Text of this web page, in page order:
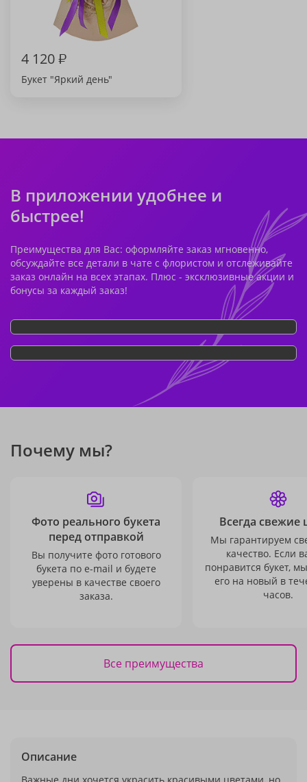
4 120₽
Букет "Яркий день"
В приложении удобнее и
быстрее!
Преимущества для Вас: оформляйте заказ мгновенно,
обсуждайте все детали в чате с флористом и отслеживайте
заказ онлайн на всех этапах. Плюс - эксклюзивные акции и
бонусы за каждый заказ!
Почему мы?
Фото реального букета
перед отправкой
Вы получите фото готового
букета по e-mail и будете
уверены в качестве своего
заказа.
Всегда свежие
Мы гарантируем
качество. Если
понравится букет,
его на новый в
часов.
Все преимущества
Описание